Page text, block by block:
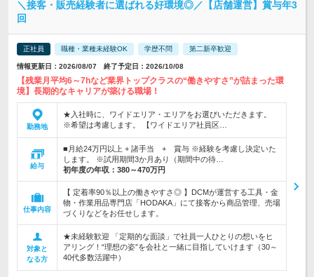
＼接客・販売経験者に選ばれる好環境◎／【店舗運営】賞与年3
回
正社員 職種・業種未経験OK 学歴不問 第二新卒歓迎
情報更新日：2026/08/07 終了予定日：2026/10/08
【残業月平均6～7hなど業界トップクラスの“働きやすさ”が詰まった環
境】長期的なキャリアが築ける職場！
勤務地
★入社時に、ワイドエリア・エリアをお選びいただきます。
※希望は考慮します。 【ワイドエリア社員区…
給与
■月給24万円以上 + 諸手当 + 賞与 ※経験を考慮し決定いた
します。 ※試用期間3か月あり（期間中の待…
初年度の年収： 380～470万円
仕事内容
【 定着率90％以上の働きやすさ◎ 】DCMが運営する工具・金
物・作業用品専門店「HODAKA」にて接客から商品管理、売場
づくりなどをお任せします。
対象と
なる方
★未経験歓迎 「定期的な面談」で社員一人ひとりの想いをヒ
アリング！“理想の姿”を会社と一緒に目指していけます（30～
40代多数活躍中）